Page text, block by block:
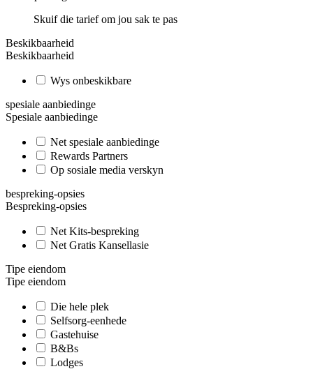
Skuif die tarief om jou sak te pas
Beskikbaarheid
Beskikbaarheid
Wys onbeskikbare
spesiale aanbiedinge
Spesiale aanbiedinge
Net spesiale aanbiedinge
Rewards Partners
Op sosiale media verskyn
bespreking-opsies
Bespreking-opsies
Net Kits-bespreking
Net Gratis Kansellasie
Tipe eiendom
Tipe eiendom
Die hele plek
Selfsorg-eenhede
Gastehuise
B&Bs
Lodges